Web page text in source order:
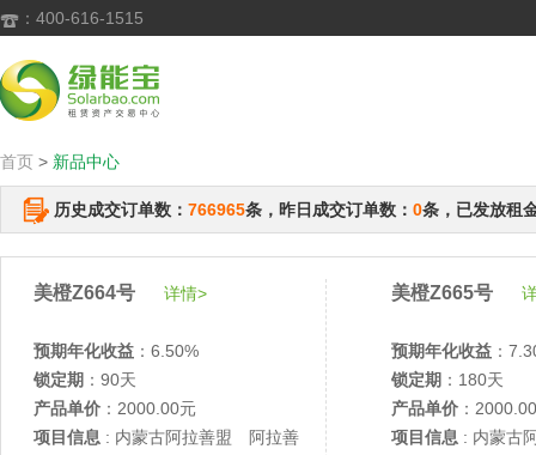
 ：400-616-1515
首页 > 新品中心
历史成交订单数： 766965条，昨日成交订单数： 0条，已发放租
美橙Z664号 详情>
预期年化收益 ：6.50%
锁定期 ：90天
产品单价 ：2000.00元
项目信息 : 内蒙古阿拉善盟 阿拉善
美橙Z665号
预期年化收益 ：
锁定期 ：180天
产品单价 ：
项目信息 : 内蒙古